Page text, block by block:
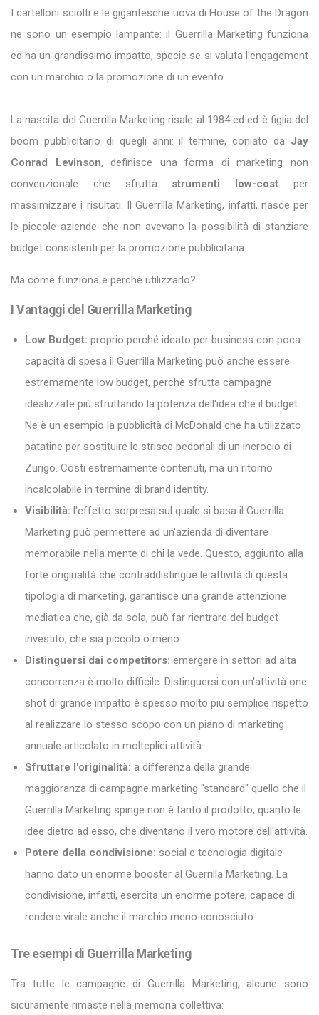
I cartelloni sciolti e le gigantesche uova di House of the Dragon
ne sono un esempio lampante: il Guerrilla Marketing funziona
ed ha un grandissimo impatto, specie se si valuta l'engagement
con un marchio o la promozione di un evento.
La nascita del Guerrilla Marketing risale al 1984 ed ed è figlia del
boom pubblicitario di quegli anni: il termine, coniato da Jay
Conrad Levinson, definisce una forma di marketing non
convenzionale che sfruttastrumenti low-costper
massimizzare i risultati. Il Guerrilla Marketing, infatti, nasce per
le piccole aziende che non avevano la possibilità di stanziare
budget consistenti per la promozione pubblicitaria.
Ma come funziona e perché utilizzarlo?
I Vantaggi del Guerrilla Marketing
Low Budget: proprio perché ideato per business con poca
capacità di spesa il Guerrilla Marketing può anche essere
estremamente low budget, perchè sfrutta campagne
idealizzate più sfruttando la potenza dell'idea che il budget.
Ne è un esempio la pubblicità di McDonald che ha utilizzato
patatine per sostituire le strisce pedonali di un incrocio di
Zurigo. Costi estremamente contenuti, ma un ritorno
incalcolabile in termine di brand identity.
Visibilità: l'effetto sorpresa sul quale si basa il Guerrilla
Marketing può permettere ad un'azienda di diventare
memorabile nella mente di chi la vede. Questo, aggiunto alla
forte originalità che contraddistingue le attività di questa
tipologia di marketing, garantisce una grande attenzione
mediatica che, già da sola, può far rientrare del budget
investito, che sia piccolo o meno.
Distinguersi dai competitors: emergere in settori ad alta
concorrenza è molto difficile. Distinguersi con un'attività one
shot di grande impatto è spesso molto più semplice rispetto
al realizzare lo stesso scopo con un piano di marketing
annuale articolato in molteplici attività.
Sfruttare l'originalità: a differenza della grande
maggioranza di campagne marketing "standard" quello che il
Guerrilla Marketing spinge non è tanto il prodotto, quanto le
idee dietro ad esso, che diventano il vero motore dell'attività.
Potere della condivisione: social e tecnologia digitale
hanno dato un enorme booster al Guerrilla Marketing. La
condivisione, infatti, esercita un enorme potere, capace di
rendere virale anche il marchio meno conosciuto.
Tre esempi di Guerrilla Marketing
Tra tutte le campagne di Guerrilla Marketing, alcune sono
sicuramente rimaste nella memoria collettiva: